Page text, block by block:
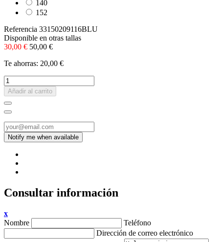
140
152
Referencia 33150209116BLU
Disponible en otras tallas
30,00 € 50,00 €
Te ahorras: 20,00 €
Añadir al carrito
Consultar información
x
Nombre
Teléfono
Dirección de correo electrónico